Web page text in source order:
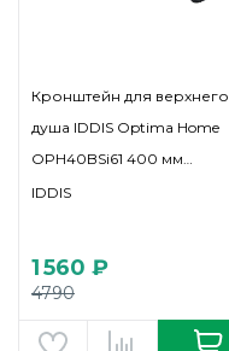
Кронштейн для верхнего
душа IDDIS Optima Home
OPH40BSi61 400 мм
(черный матовый)
IDDIS
1 560 ₽
4790